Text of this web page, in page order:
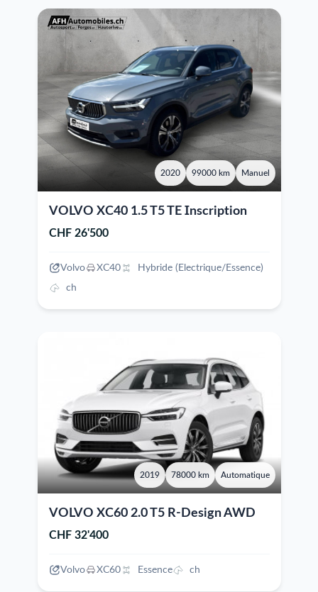
2020 99000 km Manuel
VOLVO XC40 1.5 T5 TE Inscription
CHF 26'500
Volvo XC40
Hybride (Electrique/Essence)
ch
2019 78000 km Automatique
VOLVO XC60 2.0 T5 R-Design AWD
CHF 32'400
Volvo XC60 Essence ch